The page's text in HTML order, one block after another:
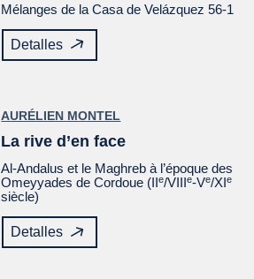
Mélanges de la Casa de Velázquez 56-1
Detalles
AURÉLIEN MONTEL
La rive d’en face
Al-Andalus et le Maghreb à l’époque des
Omeyyades de Cordoue (IIe/VIIIe-Ve/XIe
siècle)
Detalles